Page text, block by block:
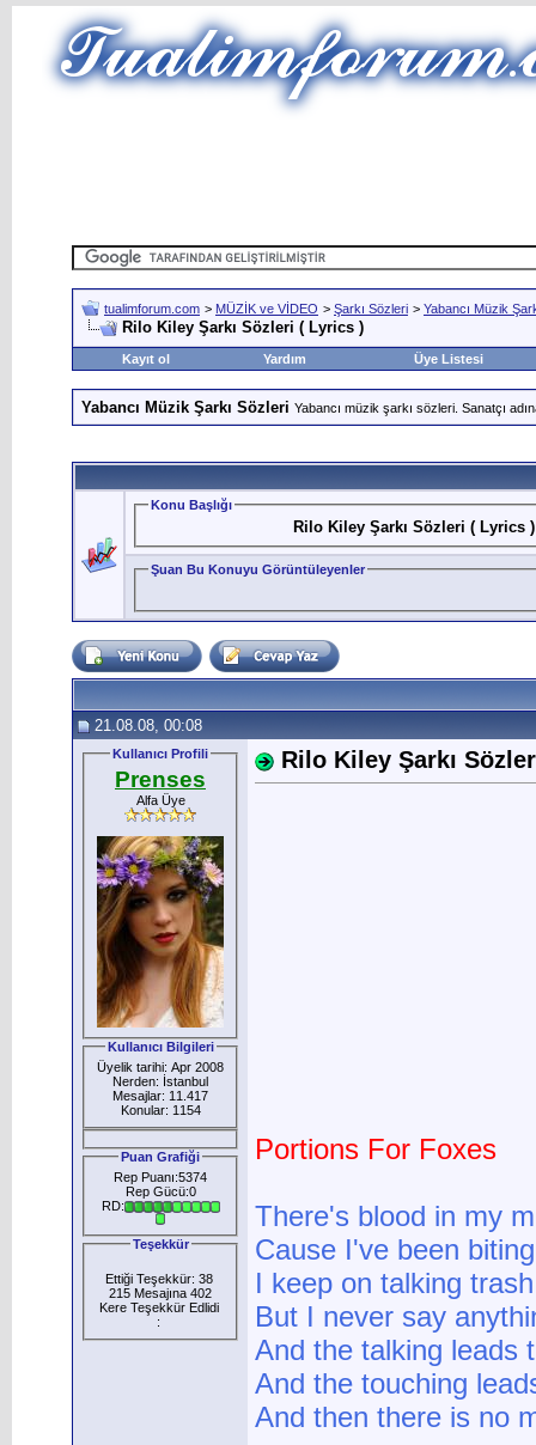
tualimforum.com > MÜZİK ve VİDEO > Şarkı Sözleri > Yabancı Müzik
Rilo Kiley Şarkı Sözleri ( Lyrics )
Kayıt ol Yardım Üye Listesi
Yabancı Müzik Şarkı Sözleri Yabancı müzik şarkı sözleri. Sanatçı
Konu Başlığı
Rilo Kiley Şarkı Sözleri ( Lyrics )
Şuan Bu Konuyu Görüntüleyenler
21.08.08, 00:08
Kullanıcı Profili
Prenses
Alfa Üye
Kullanıcı Bilgileri
Üyelik tarihi: Apr 2008
Nerden: İstanbul
Mesajlar: 11.417
Konular: 1154
Puan Grafiği
Rep Puanı:5374
Rep Gücü:0
RD:
Teşekkür
Ettiği Teşekkür: 38
215 Mesajına 402
Kere Teşekkür Edlidi
:
Rilo Kiley Şarkı
Portions For Foxes
There's blood in my
Cause I've been
I keep on talking trash
But I never say
And the talking leads
And the touching
And then there is no